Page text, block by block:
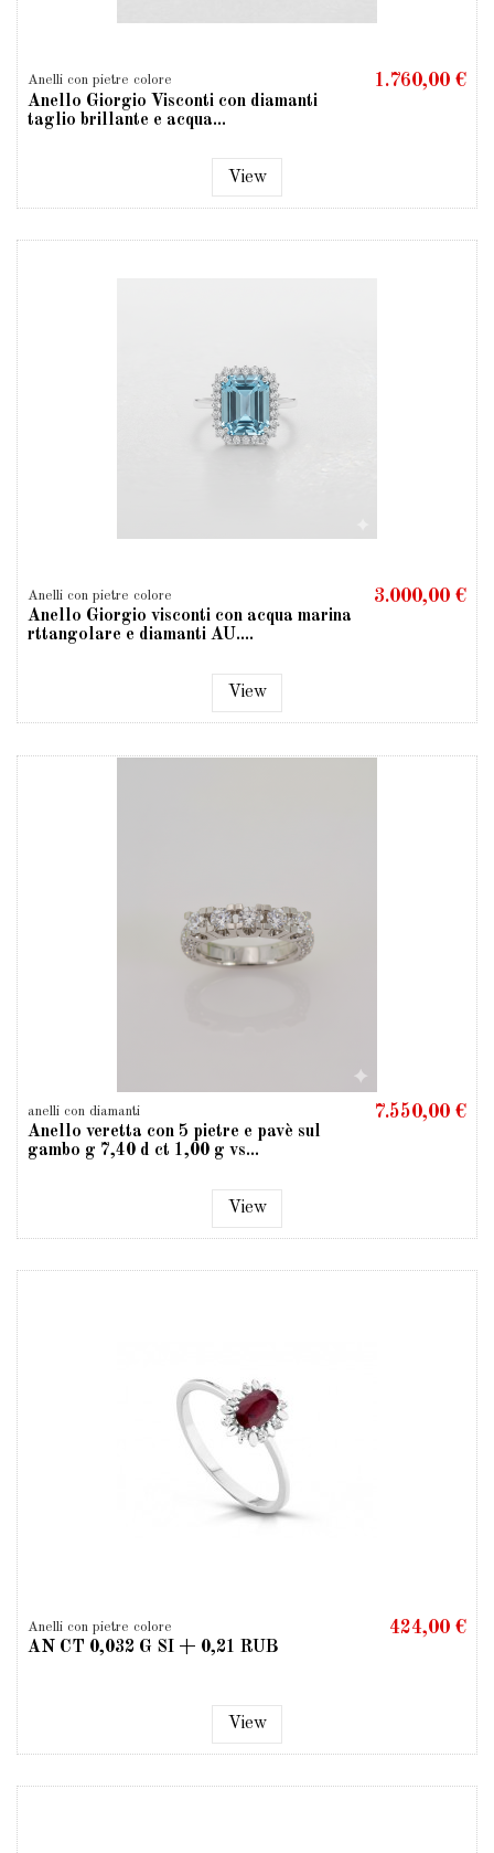
Anelli con pietre colore
Anello Giorgio Visconti con diamanti
taglio brillante e acqua...
1.760,00 €
View
Anelli con pietre colore
Anello Giorgio visconti con acqua marina
rttangolare e diamanti AU....
3.000,00 €
View
anelli con diamanti
Anello veretta con 5 pietre e pavè sul
gambo g 7,40 d ct 1,00 g vs...
7.550,00 €
View
Anelli con pietre colore
AN CT 0,032 G SI + 0,21 RUB
424,00 €
View